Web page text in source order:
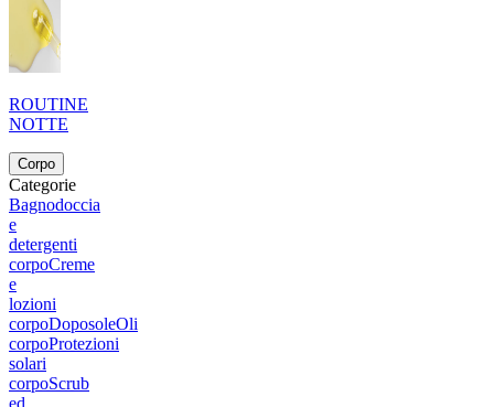
ROUTINE
NOTTE
Corpo
Categorie
Bagnodoccia
e
detergenti
corpoCreme
e
lozioni
corpoDoposoleOli
corpoProtezioni
solari
corpoScrub
ed